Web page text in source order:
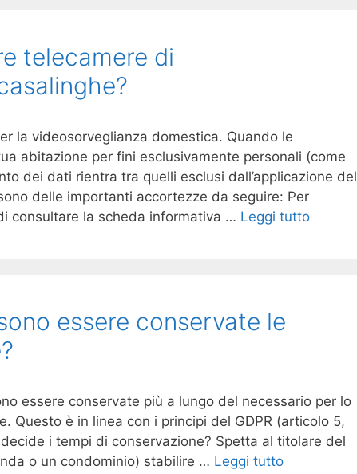
telecamere di
la videosorveglianza domestica. Quando le
abitazione per fini esclusivamente personali (come
dei dati rientra tra quelli esclusi dall’applicazione del
delle importanti accortezze da seguire: Per
consultare la scheda informativa … Leggi tutto
essere conservate le
essere conservate più a lungo del necessario per lo
Questo è in linea con i principi del GDPR (articolo 5,
i tempi di conservazione? Spetta al titolare del
o un condominio) stabilire … Leggi tutto